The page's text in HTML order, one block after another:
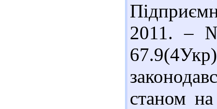
2011. –
станом